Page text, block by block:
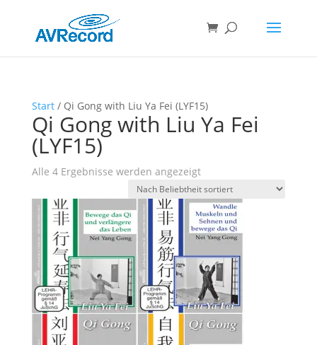
Start/ Qi Gong with Liu Ya Fei (LYF15)
Qi Gong with Liu Ya Fei
(LYF15)
Alle 4 Ergebnisse werden angezeigtNach
Beliebtheit
sortiert